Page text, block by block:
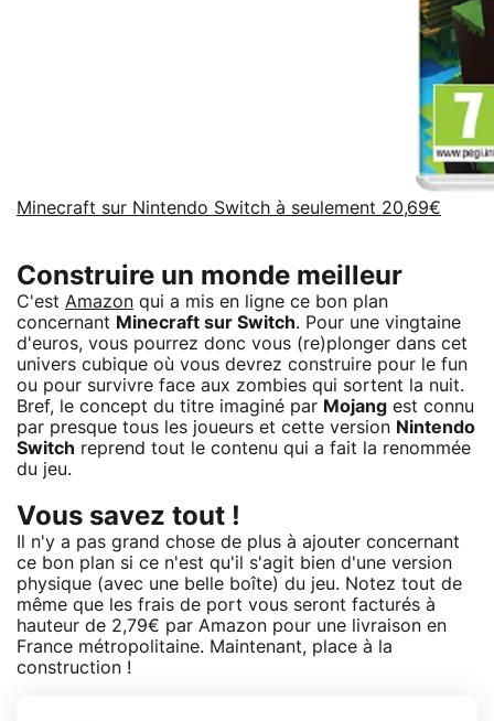
Minecraft sur Nintendo Switch à seulement 20,69€
Construire un monde meilleur
C'est Amazon qui a mis en ligne ce bon plan
concernant Minecraft sur Switch. Pour une vingtaine
d'euros, vous pourrez donc vous (re)plonger dans cet
univers cubique où vous devrez construire pour le fun
ou pour survivre face aux zombies qui sortent la nuit.
Bref, le concept du titre imaginé par Mojang est connu
par presque tous les joueurs et cette version Nintendo
Switch reprend tout le contenu qui a fait la renommée
du jeu.
Vous savez tout !
Il n'y a pas grand chose de plus à ajouter concernant
ce bon plan si ce n'est qu'il s'agit bien d'une version
physique (avec une belle boîte) du jeu. Notez tout de
même que les frais de port vous seront facturés à
hauteur de 2,79€ par Amazon pour une livraison en
France métropolitaine. Maintenant, place à la
construction !